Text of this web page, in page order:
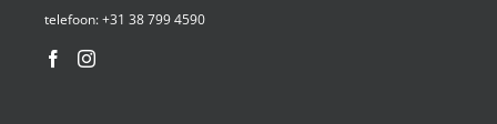
telefoon:+31 38 799 4590⁩